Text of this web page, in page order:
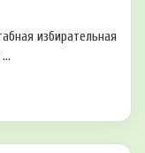
избирательная